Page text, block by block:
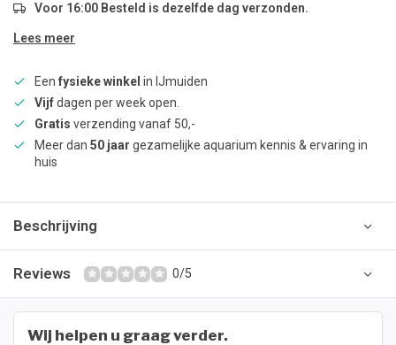
Voor 16:00 Besteld is dezelfde dag verzonden.
Lees meer
Een fysieke winkel in IJmuiden
Vijfdagen per week open.
Gratis verzending vanaf 50,-
Meer dan 50 jaar gezamelijke aquarium kennis & ervaring in
huis
Beschrijving
Reviews 0/5
Wij helpen u graag verder.